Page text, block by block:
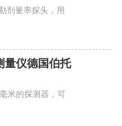
剂量率探头，用
量仪德国伯托
米的探测器，可